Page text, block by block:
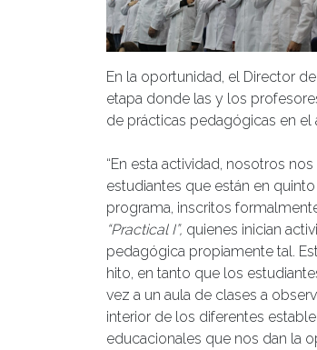
En la oportunidad, el Director
etapa donde las y los
de prácticas pedagógicas en el
“En esta actividad, nosotros
estudiantes que están en
programa, inscritos
“Practical I”, quienes inician
pedagógica propiamente tal.
hito, en tanto que los
vez a un aula de clases a
interior de los diferentes
educacionales que nos dan la